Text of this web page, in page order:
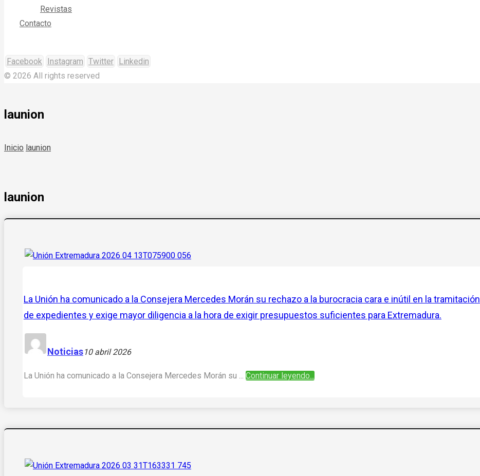
Revistas
Contacto
Facebook Instagram Twitter Linkedin
© 2026 All rights reserved
launion
Inicio launion
launion
La Unión ha comunicado a la Consejera Mercedes Morán su rechazo a la burocracia cara e inútil en la tramitación
de expedientes y exige mayor diligencia a la hora de exigir presupuestos suficientes para Extremadura.
Noticias10 abril 2026
La Unión ha comunicado a la Consejera Mercedes Morán su ... Continuar leyendo...